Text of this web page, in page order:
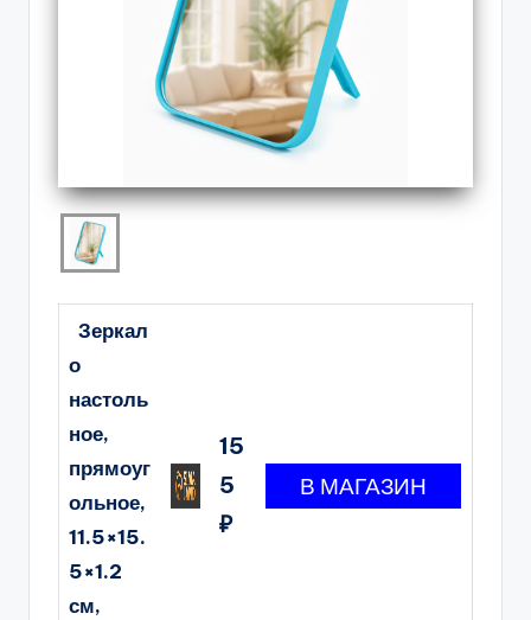
Зеркал
о
настоль
ное,
прямоуг
ольное,
11.5×15.
5×1.2
см,
15
5
₽